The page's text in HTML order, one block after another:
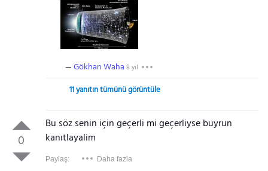
Gökhan Waha 8 yıl
11 yanıtın tümünü görüntüle
0
Bu söz senin için geçerli mi geçerliyse buyrun
kanıtlayalim
Paylaş: Daha fazla